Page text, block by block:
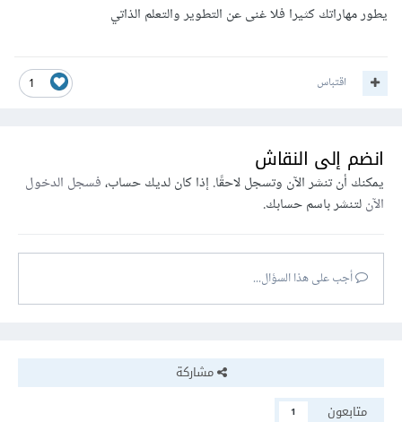
يطور مهاراتك كثيرا فلا غنى عن التطوير والتعلم الذاتي
1 اقتباس
انضم إلى النقاش
يمكنك أن تنشر الآن وتسجل لاحقًا. إذا كان لديك حساب،فسجل الدخول
الآنلتنشر باسم حسابك.
أجب على هذا السؤال...
مشاركة
متابعون
1